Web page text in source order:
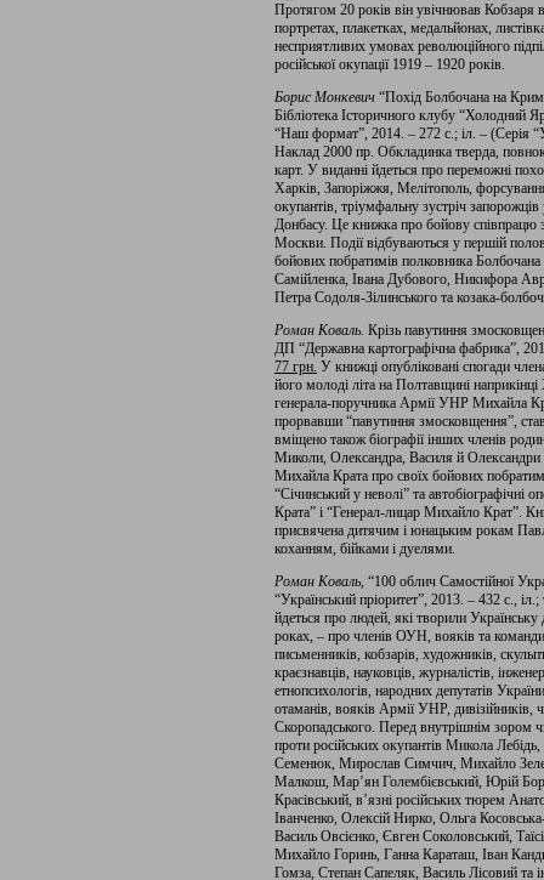
Протягом 20 років він увічнював Кобзаря
портретах, плакетках, медальйонах,
несприятливих умовах революційного
російської окупації 1919 – 1920 років.
Борис Монкевич “Похід Болбочана на
Бібліотека Історичного клубу “Холодний
“Наш формат”, 2014. – 272 с.; іл. – (Серія
Наклад 2000 пр. Обкладинка тверда,
карт. У виданні йдеться про переможні
Харків, Запоріжжя, Мелітополь,
окупантів, тріумфальну зустріч
Донбасу. Це книжка про бойову співпрацю
Москви. Події відбуваються у першій
бойових побратимів полковника
Самійленка, Івана Дубового, Никифора
Петра Содоля-Зілинського та козака-
Роман Коваль. Крізь павутиння
ДП “Державна картографічна фабрика”,
77 грн. У книжці опубліковані спогади
його молоді літа на Полтавщині
генерала-поручника Армії УНР Михайла
прорвавши “павутиння змосковщення”,
вміщено також біографії інших членів
Миколи, Олександра, Василя й Олександри
Михайла Крата про своїх бойових
“Січинський у неволі” та
Крата” і “Генерал-лицар Михайло Крат”.
присвячена дитячим і юнацьким рокам
коханням, бійками і дуелями.
Роман Коваль, “100 облич Самостійної
“Український пріоритет”, 2013. – 432 с.,
йдеться про людей, які творили
роках, – про членів ОУН, вояків та
письменників, кобзарів, художників,
краєзнавців, науковців, журналістів,
етнопсихологів, народних депутатів
отаманів, вояків Армії УНР, дивізійників,
Скоропадського. Перед внутрішнім зором
проти російських окупантів Микола
Семенюк, Мирослав Симчич, Михайло
Малкош, Мар’ян Голембієвський, Юрій
Красівський, в’язні російських тюрем
Іванченко, Олексій Нирко, Ольга
Василь Овсієнко, Євген Соколовський,
Михайло Горинь, Ганна Караташ, Іван
Гомза, Степан Сапеляк, Василь Лісовий та